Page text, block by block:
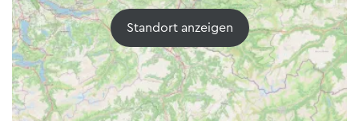
Standort anzeigen